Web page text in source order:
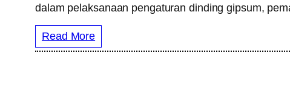
dalam pelaksanaan pengaturan dinding gipsum,
Read More